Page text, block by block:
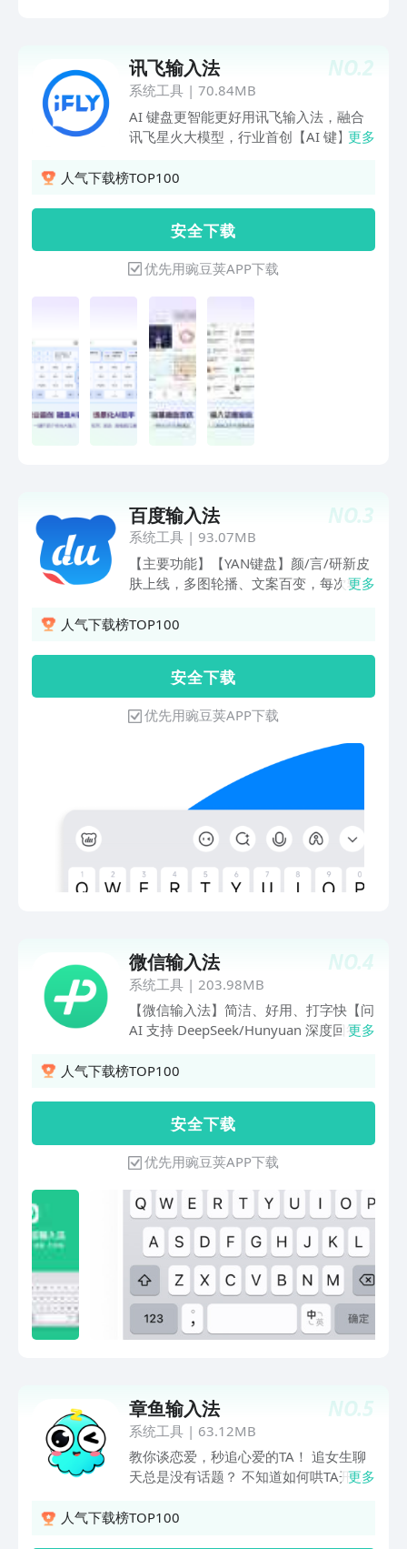
准确传达你的情绪。【精美键盘装扮】千
万用户点赞的皮肤、字体等你来Pick！多
种风格、炫酷动效、自由定制，畅享视觉
盛宴，让你哇哦不停！【可爱电子宠物】
领养专属AI宠物，提供满满的情绪价值，
陪聊、陪玩、陪摸鱼。让你上班也能“带
缝切换，打字翻译、说话翻译、复制翻
译、拍照翻译。出国旅游、外语交流，沟
通无障碍。【便捷魔术手势】手势操作革
命，滑行控制光标移动、批量删除。单指
为悬浮模式，操作简单又便捷。快下载使
用搜狗输入法，体验实用、好玩、有趣的
输入技能吧！
NO.2
讯飞输入法
系统工具| 70.84MB
AI 键盘更智能更好用讯飞输入法，融合
讯飞星火大模型，行业首创【AI 键】、
音输入高效准确，拼音、手写流畅自如，
聊天气泡、头像、壁纸，海量装扮有趣有
颜特色功能【AI语音输入】1 分钟 400
字高效准确，支持离线语音、无网弱网依
然准确识别，支持202种方言、30多种外
语随心说，输入更快更好用【键盘AI键】
行业首创AI 键，活力视界布局下匹配场
景、风格，一键AI 帮写、润色、链接智
能服务，输入更懂你【键盘装扮】海量皮
肤、字体随心选，装扮你的专属键盘，输
入有趣更有颜亮点功能【拼音输入】丰富
词库，智能纠错，丝滑联想，AI预测输入
沟通、恋爱军师、百变人设、写作达人等
多种助手能力，帮你展现多面魅力【AI剪
贴板】手边“智能小助理”，支持智能回
复、仿写、拆词、翻译、搜索等快捷操作
【Biu星球社区】创作者兴趣社区，与同
频共振的TA互动交流分享有趣好玩的内
等海量表情资源，支持打字出表情、关键
词搜索，无需收藏、便捷使用【键盘计算
器】数字键盘变身计算器，计算又快又准
【游戏键盘】匹配游戏场景，定制语音沟
妙趣横“声”讯飞输入法【有AI键的输入
法】，为你量身打造的【专属输入法】，
因为懂你所以好用===期待你的声音===
微信官方公众号：讯飞输入法微博官方账
号：@讯飞输入法或者打开讯飞输入法
APP，点击[我的]-[设置]-[意见反馈]每一
条消息我们都会认真阅读，真诚期待您的
反馈哦！
更多
人气下载榜TOP100
安 全 下 载
优先用豌豆荚APP下载
NO.3
百度输入法
系统工具| 93.07MB
【主要功能】【YAN键盘】颜/言/研新皮
肤上线，多图轮播、文案百变，每次输入
支持多图DIY、百变文案DIY；【智能预
【AI智能输入】自适应输入场景，出词更
智能；【AI语音输入】支持中英混合免切
换、方言免切换，更快更精确；【离线语
音】断网弱网语音输入一样准；【AR表
情】通过人脸识别技术制作多种逗趣表
情；【超大系统词库】50万系统词库，
输入流畅，选词准确；【人工智能引擎】
智能整句输入算法加纠错算法，提高准确
【游戏键盘】游戏短语、悬浮语音、和谐
【懒人短语】内置多个短语分类，并支持
字、符号自由混输；【智能手写】支持叠
写；边写边出字，识别速度快；毛笔字效
果；【超多输入方式】支持拼音、英文、
笔画、五笔、语音等多种输入方式；【语
音速记】声纹区分角色技术首次在输入法
登陆；
更多
人气下载榜TOP100
安 全 下 载
优先用豌豆荚APP下载
NO.4
微信输入法
系统工具| 203.98MB
【微信输入法】简洁、好用、打字快【问
AI 支持 DeepSeek/Hunyuan 深度回答】
答，生活百科、文案助手、深度回答随手
中，可以更便捷的分享你想表达的内容或
表情。【多种输入模式】支持6种键盘输
入模式和语音转文字功能，可以满足你的
个性化输入需求，不用长按即可快捷语音
转文字。【快捷输入工具】常用语、剪贴
板、手写找字、拼写检查等功能，常用语
快捷发送，让你的输入更快、更准。
更多
人气下载榜TOP100
安 全 下 载
优先用豌豆荚APP下载
NO.5
章鱼输入法
系统工具| 63.12MB
教你谈恋爱，秒追心爱的TA！ 追女生聊
天总是没有话题？ 不知道如何哄TA开
易加上TA的好友，尬聊降低好感？ 章鱼
更多
人气下载榜TOP100